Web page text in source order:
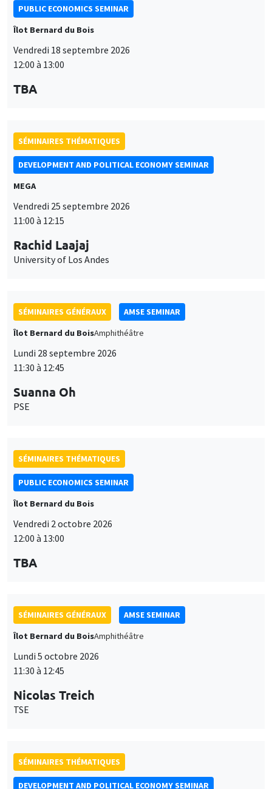
PUBLIC ECONOMICS SEMINAR
Îlot Bernard du Bois
Vendredi 18 septembre 2026
12:00 à 13:00
TBA
SÉMINAIRES THÉMATIQUES
DEVELOPMENT AND POLITICAL ECONOMY SEMINAR
MEGA
Vendredi 25 septembre 2026
11:00 à 12:15
Rachid Laajaj
University of Los Andes
SÉMINAIRES GÉNÉRAUX
AMSE SEMINAR
Îlot Bernard du BoisAmphithéâtre
Lundi 28 septembre 2026
11:30 à 12:45
Suanna Oh
PSE
SÉMINAIRES THÉMATIQUES
PUBLIC ECONOMICS SEMINAR
Îlot Bernard du Bois
Vendredi 2 octobre 2026
12:00 à 13:00
TBA
SÉMINAIRES GÉNÉRAUX
AMSE SEMINAR
Îlot Bernard du BoisAmphithéâtre
Lundi 5 octobre 2026
11:30 à 12:45
Nicolas Treich
TSE
SÉMINAIRES THÉMATIQUES
DEVELOPMENT AND POLITICAL ECONOMY SEMINAR